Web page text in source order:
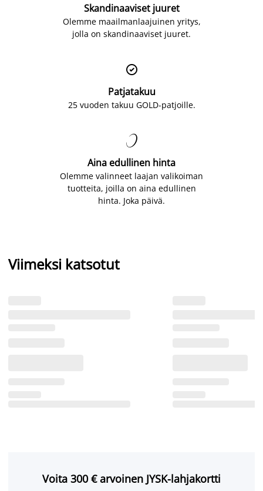
Skandinaaviset juuret
Olemme maailmanlaajuinen yritys,
jolla on skandinaaviset juuret.

Patjatakuu
25 vuoden takuu GOLD-patjoille.

Aina edullinen hinta
Olemme valinneet laajan valikoiman
tuotteita, joilla on aina edullinen
hinta. Joka päivä.
Viimeksi katsotut
Voita 300 € arvoinen JYSK-lahjakortti